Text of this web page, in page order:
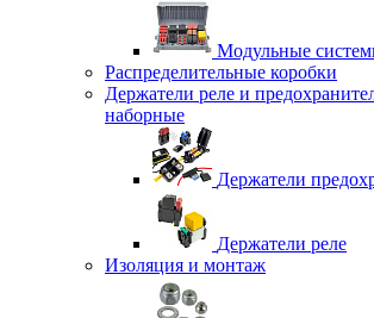
Модульные
Распределительные коробки
Держатели реле и
наборные
Держатели
Держатели реле
Изоляция и монтаж